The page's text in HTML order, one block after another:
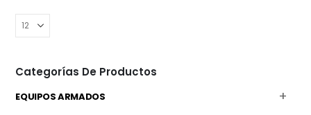
Categorías De Productos
EQUIPOS ARMADOS